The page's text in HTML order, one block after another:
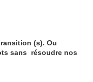
(s). Ou
sans résoudre nos